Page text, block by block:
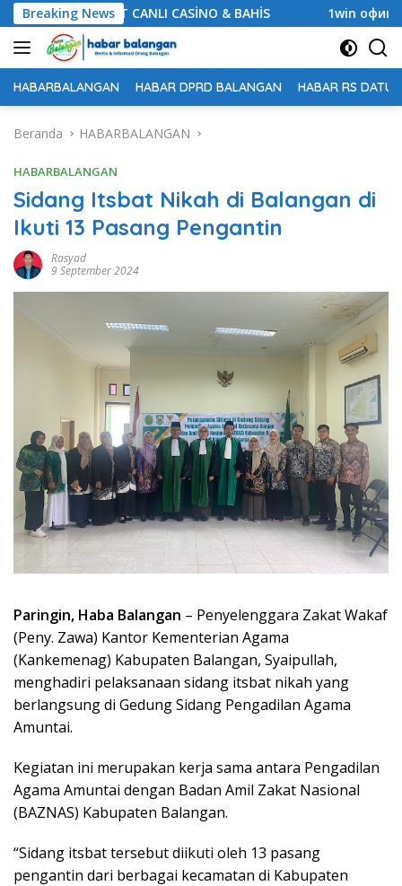
Langsung
ke
konten
Breaking NewsCANLI CASİNO & BAHİS 1win
HABARBALANGAN HABAR DPRD BALANGAN HABAR RS DATU
Beranda HABARBALANGAN
HABARBALANGAN
Sidang Itsbat Nikah di Balangan di
Ikuti 13 Pasang Pengantin
Rasyad
9 September 2024
Paringin, Haba Balangan – Penyelenggara Zakat Wakaf
(Peny. Zawa) Kantor Kementerian Agama
(Kankemenag) Kabupaten Balangan, Syaipullah,
menghadiri pelaksanaan sidang itsbat nikah yang
berlangsung di Gedung Sidang Pengadilan Agama
Amuntai.
Kegiatan ini merupakan kerja sama antara Pengadilan
Agama Amuntai dengan Badan Amil Zakat Nasional
(BAZNAS) Kabupaten Balangan.
“Sidang itsbat tersebut diikuti oleh 13 pasang
pengantin dari berbagai kecamatan di Kabupaten